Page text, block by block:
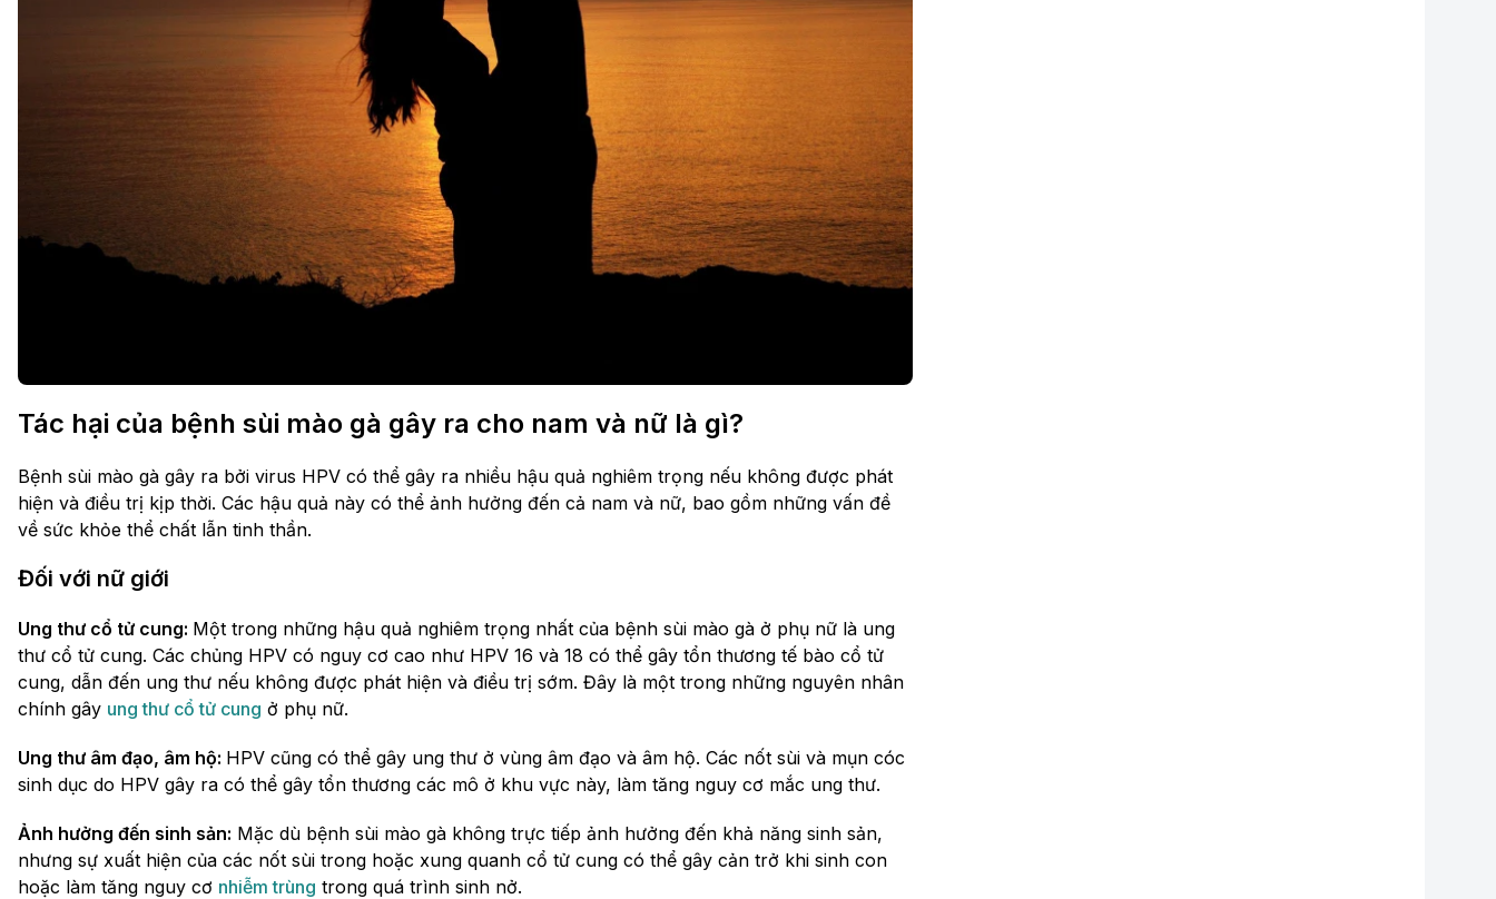
Tác hại của bệnh sùi mào gà gây ra cho nam và nữ là gì?
Bệnh sùi mào gà gây ra bởi virus HPV có thể gây ra nhiều hậu quả nghiêm trọng nếu không được phát
hiện và điều trị kịp thời. Các hậu quả này có thể ảnh hưởng đến cả nam và nữ, bao gồm những vấn đề
về sức khỏe thể chất lẫn tinh thần.
Đối với nữ giới
Ung thư cổ tử cung: Một trong những hậu quả nghiêm trọng nhất của bệnh sùi mào gà ở phụ nữ là ung
thư cổ tử cung. Các chủng HPV có nguy cơ cao như HPV 16 và 18 có thể gây tổn thương tế bào cổ tử
cung, dẫn đến ung thư nếu không được phát hiện và điều trị sớm. Đây là một trong những nguyên nhân
chính gây ung thư cổ tử cung ở phụ nữ.
Ung thư âm đạo, âm hộ: HPV cũng có thể gây ung thư ở vùng âm đạo và âm hộ. Các nốt sùi và mụn cóc
sinh dục do HPV gây ra có thể gây tổn thương các mô ở khu vực này, làm tăng nguy cơ mắc ung thư.
Ảnh hưởng đến sinh sản: Mặc dù bệnh sùi mào gà không trực tiếp ảnh hưởng đến khả năng sinh sản,
nhưng sự xuất hiện của các nốt sùi trong hoặc xung quanh cổ tử cung có thể gây cản trở khi sinh con
hoặc làm tăng nguy cơ nhiễm trùng trong quá trình sinh nở.